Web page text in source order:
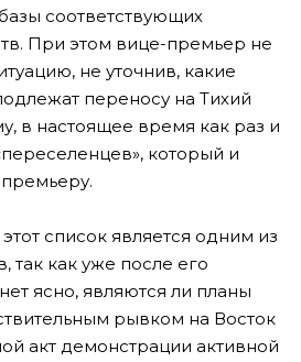
соответствующих
При этом вице-премьер не
не уточнив, какие
переносу на Тихий
в настоящее время как раз и
который и
список является одним из
так как уже после его
ясно, являются ли планы
рывком на Восток
акт демонстрации активной